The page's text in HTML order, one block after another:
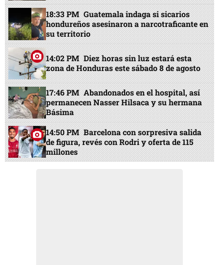
18:33 PM Guatemala indaga si sicarios
hondureños asesinaron a narcotraficante en
su territorio
14:02 PM Diez horas sin luz estará esta
zona de Honduras este sábado 8 de agosto
17:46 PM Abandonados en el hospital, así
permanecen Nasser Hilsaca y su hermana
Básima
14:50 PM Barcelona con sorpresiva salida
de figura, revés con Rodri y oferta de 115
millones